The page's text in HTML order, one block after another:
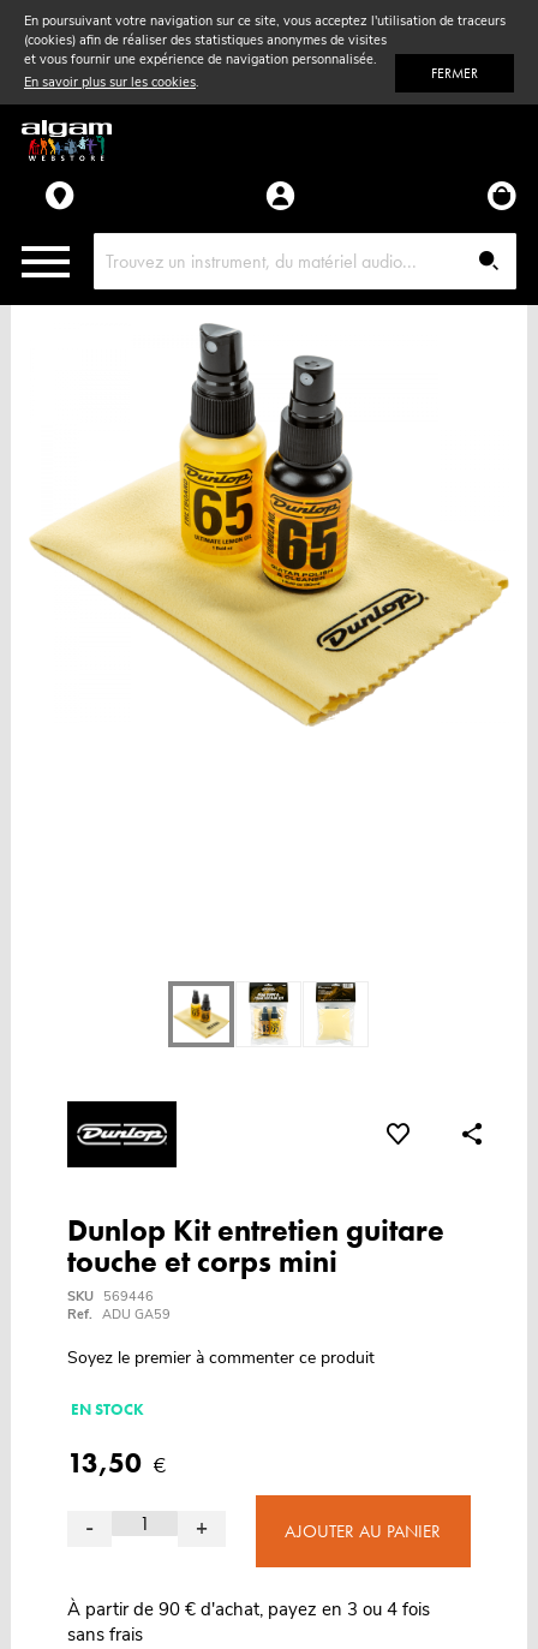
En poursuivant votre navigation sur ce site, vous acceptez l'utilisation de traceurs
(cookies) afin de réaliser des statistiques anonymes de visites
et vous fournir une expérience de navigation personnalisée.
En savoir plus sur les cookies. FERMER
Vent& Violon
Accessoires
Pièces détachées
Dunlop Kit entretien guitare
touche et corps mini
SKU
569446
Ref. ADU GA59
Soyez le premier à commenter ce produit
EN STOCK
13,50 €
- + AJOUTER AU PANIER
À partir de 90 € d'achat, payez en 3 ou 4 fois
sans frais